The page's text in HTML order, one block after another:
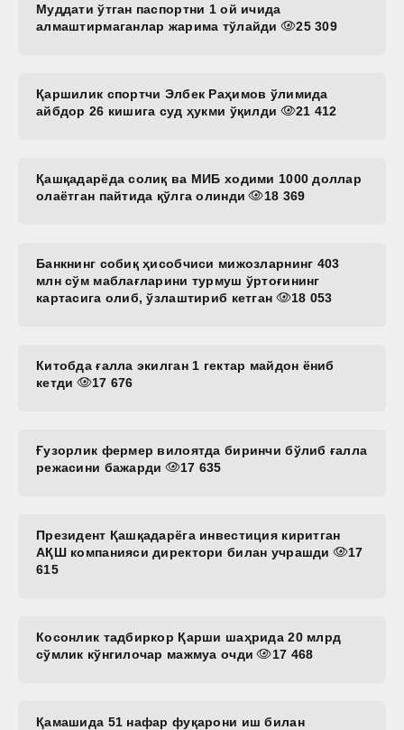
Муддати ўтган паспортни 1 ой ичида
алмаштирмаганлар жарима тўлайди
25 309
Қаршилик спортчи Элбек Раҳимов ўлимида
айбдор 26 кишига суд ҳукми ўқилди
21 412
Қашқадарёда солиқ ва МИБ ходими 1000 доллар
олаётган пайтида қўлга олинди
18 369
Банкнинг собиқ ҳисобчиси мижозларнинг 403
млн сўм маблағларини турмуш ўртоғининг
картасига олиб, ўзлаштириб кетган
18 053
Китобда ғалла экилган 1 гектар майдон ёниб
кетди
17 676
Ғузорлик фермер вилоятда биринчи бўлиб ғалла
режасини бажарди
17 635
Президент Қашқадарёга инвестиция киритган
АҚШ компанияси директори билан учрашди
17
615
Косонлик тадбиркор Қарши шаҳрида 20 млрд
сўмлик кўнгилочар мажмуа очди
17 468
Қамашида 51 нафар фуқарони иш билан